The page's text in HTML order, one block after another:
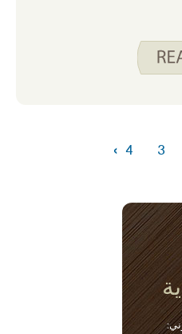
3
4
›